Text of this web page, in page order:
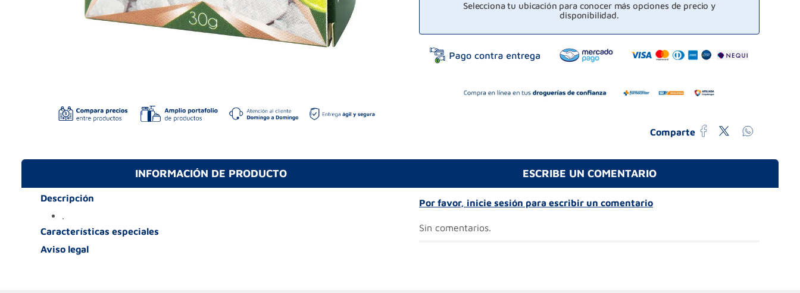
Selecciona tu ubicación para conocer más opciones de precio y
disponibilidad.
Comparte
INFORMACIÓN DE PRODUCTO
Descripción
.
Características especiales
Aviso legal
ESCRIBE UN COMENTARIO
Por favor, inicie sesión para escribir un comentario
Sin comentarios.